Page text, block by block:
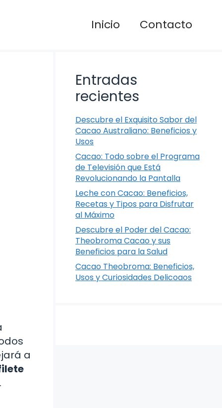
Inicio Contacto
a
Entradas
recientes
Descubre el Exquisito Sabor del
Cacao Australiano: Beneficios y
Usos
Cacao: Todo sobre el Programa
de Televisión que Está
Revolucionando la Pantalla
Leche con Cacao: Beneficios,
Recetas y Tipos para Disfrutar
al Máximo
Descubre el Poder del Cacao:
Theobroma Cacao y sus
Beneficios para la Salud
Cacao Theobroma: Beneficios,
Usos y Curiosidades Delicoaos